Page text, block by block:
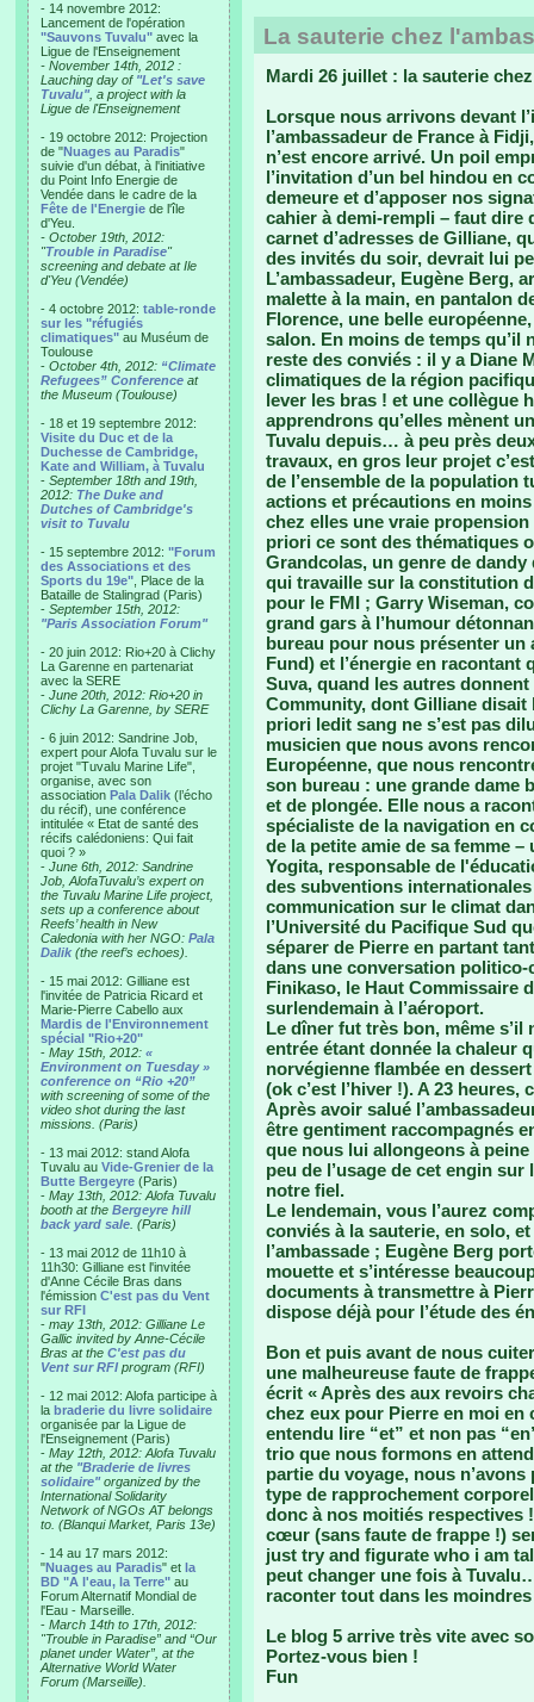
- 14 novembre 2012:
Lancement de l'opération
"Sauvons Tuvalu" avec la
Ligue de l'Enseignement
- November 14th, 2012 :
Lauching day of "Let's save
Tuvalu", a project with la
Ligue de l'Enseignement
- 19 octobre 2012: Projection
de "Nuages au Paradis"
suivie d'un débat, à l'initiative
du Point Info Energie de
Vendée dans le cadre de la
Fête de l'Energie de l'île
d'Yeu.
- October 19th, 2012:
"Trouble in Paradise"
screening and debate at Ile
d'Yeu (Vendée)
- 4 octobre 2012: table-ronde
sur les "réfugiés
climatiques" au Muséum de
Toulouse
- October 4th, 2012: “Climate
Refugees” Conference at
the Museum (Toulouse)
- 18 et 19 septembre 2012:
Visite du Duc et de la
Duchesse de Cambridge,
Kate and William, à Tuvalu
- September 18th and 19th,
2012: The Duke and
Dutches of Cambridge's
visit to Tuvalu
- 15 septembre 2012: "Forum
des Associations et des
Sports du 19e" , Place de la
Bataille de Stalingrad (Paris)
- September 15th, 2012:
"Paris Association Forum"
- 20 juin 2012: Rio+20 à Clichy
La Garenne en partenariat
avec la SERE
- June 20th, 2012: Rio+20 in
Clichy La Garenne, by SERE
- 6 juin 2012: Sandrine Job,
expert pour Alofa Tuvalu sur le
projet "Tuvalu Marine Life",
organise, avec son
association Pala Dalik (l’écho
du récif), une conférence
intitulée « Etat de santé des
récifs calédoniens: Qui fait
quoi ? »
- June 6th, 2012: Sandrine
Job, AlofaTuvalu’s expert on
the Tuvalu Marine Life project,
sets up a conference about
Reefs’ health in New
Caledonia with her NGO: Pala
Dalik (the reef’s echoes).
- 15 mai 2012: Gilliane est
l'invitée de Patricia Ricard et
Marie-Pierre Cabello aux
Mardis de l'Environnement
spécial "Rio+20"
- May 15th, 2012: «
Environment on Tuesday »
conference on “Rio +20”
with screening of some of the
video shot during the last
missions. (Paris)
- 13 mai 2012: stand Alofa
Tuvalu au Vide-Grenier de la
Butte Bergeyre (Paris)
- May 13th, 2012: Alofa Tuvalu
booth at the Bergeyre hill
back yard sale . (Paris)
- 13 mai 2012 de 11h10 à
11h30: Gilliane est l'invitée
d'Anne Cécile Bras dans
l'émission C'est pas du Vent
sur RFI
- may 13th, 2012: Gilliane Le
Gallic invited by Anne-Cécile
Bras at the C'est pas du
Vent sur RFI program (RFI)
- 12 mai 2012: Alofa participe à
la braderie du livre solidaire
organisée par la Ligue de
l'Enseignement (Paris)
- May 12th, 2012: Alofa Tuvalu
at the "Braderie de livres
solidaire"organized by the
International Solidarity
Network of NGOs AT belongs
to. (Blanqui Market, Paris 13e)
- 14 au 17 mars 2012:
"Nuages au Paradis" et la
BD "A l'eau, la Terre" au
Forum Alternatif Mondial de
l'Eau - Marseille.
- March 14th to 17th, 2012:
"Trouble in Paradise” and “Our
planet under Water”, at the
Alternative World Water
Forum (Marseille).
La sauterie chez
Mardi 26 juillet : la sauterie
Lorsque nous arrivons devant
l’ambassadeur de France à
n’est encore arrivé. Un poil
l’invitation d’un bel hindou en
demeure et d’apposer nos
cahier à demi-rempli – faut dire
carnet d’adresses de Gilliane,
des invités du soir, devrait lui
L’ambassadeur, Eugène Berg,
malette à la main, en pantalon
Florence, une belle
salon. En moins de temps
reste des conviés : il y a Diane
climatiques de la région
lever les bras ! et une collègue
apprendrons qu’elles mènent
Tuvalu depuis… à peu près
travaux, en gros leur projet
de l’ensemble de la population
actions et précautions en
chez elles une vraie
priori ce sont des thématiques
Grandcolas, un genre de
qui travaille sur la constitution
pour le FMI ; Garry Wiseman,
grand gars à l’humour
bureau pour nous présenter un
Fund) et l’énergie en racontant
Suva, quand les autres
Community, dont Gilliane disait
priori ledit sang ne s’est pas
musicien que nous avons
Européenne, que nous
son bureau : une grande dame
et de plongée. Elle nous a
spécialiste de la navigation en
de la petite amie de sa femme
Yogita, responsable de
des subventions
communication sur le climat
l’Université du Pacifique Sud
séparer de Pierre en partant
dans une conversation
Finikaso, le Haut Commissaire
surlendemain à l’aéroport.
Le dîner fut très bon, même
entrée étant donnée la chaleur
norvégienne flambée en
(ok c’est l’hiver !). A 23
Après avoir salué
être gentiment raccompagnés
que nous lui allongeons à
peu de l’usage de cet engin
notre fiel.
Le lendemain, vous l’aurez
conviés à la sauterie, en solo,
l’ambassade ; Eugène Berg
mouette et s’intéresse
documents à transmettre à
dispose déjà pour l’étude des
Bon et puis avant de nous
une malheureuse faute de
écrit « Après des aux revoirs
chez eux pour Pierre en moi
entendu lire “et” et non pas
trio que nous formons en
partie du voyage, nous
type de rapprochement
donc à nos moitiés respectives
cœur (sans faute de frappe !)
just try and figurate who i am
peut changer une fois à
raconter tout dans les
Le blog 5 arrive très vite avec
Portez-vous bien !
Fun